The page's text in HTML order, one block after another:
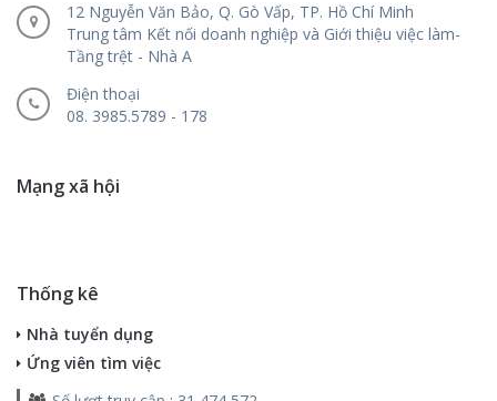
12 Nguyễn Văn Bảo, Q. Gò Vấp, TP. Hồ Chí Minh
Trung tâm Kết nối doanh nghiệp và Giới thiệu việc làm-
Tầng trệt - Nhà A
Điện thoại
08. 3985.5789 - 178
Mạng xã hội
Thống kê
Nhà tuyển dụng
Ứng viên tìm việc